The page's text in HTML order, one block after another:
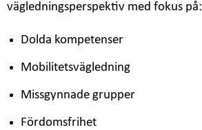
vägledningsperspektiv med fokus på:
Dolda kompetenser
Mobilitetsvägledning
Missgynnade grupper
Fördomsfrihet